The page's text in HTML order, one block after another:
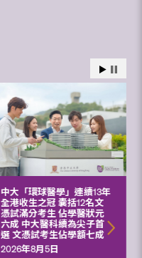
中大「環球醫學」連續13年
全港收生之冠 囊括12名文
憑試滿分考生 佔學醫狀元
六成 中大醫科續為尖子首
選 文憑試考生佔學額七成
2026年8月5日